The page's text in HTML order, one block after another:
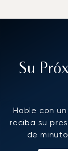
Su
Hable con
reciba su
de